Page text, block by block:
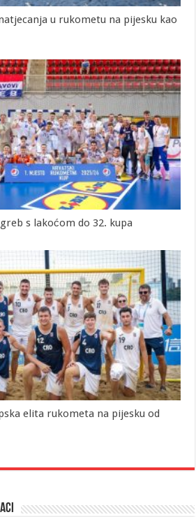
u rukometu na pijesku kao
s lakoćom do 32. kupa
elita rukometa na pijesku od